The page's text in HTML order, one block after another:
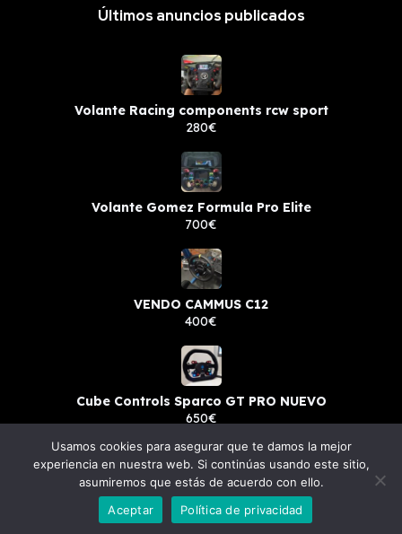
Últimos anuncios publicados
Volante Racing components rcw sport
280€
Volante Gomez Formula Pro Elite
700€
VENDO CAMMUS C12
400€
Cube Controls Sparco GT PRO NUEVO
650€
© 2023 simsale.es - Todos los derechos reservados.
Usamos cookies para asegurar que te damos la mejor
experiencia en nuestra web. Si continúas usando este sitio,
asumiremos que estás de acuerdo con ello.
Aceptar
Política de privacidad